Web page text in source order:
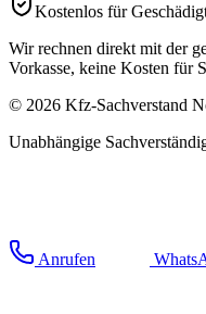
Kostenlos für
Wir rechnen direkt mit der
Vorkasse, keine Kosten für
© 2026 Kfz-Sachverstand
Unabhängige
Anrufen